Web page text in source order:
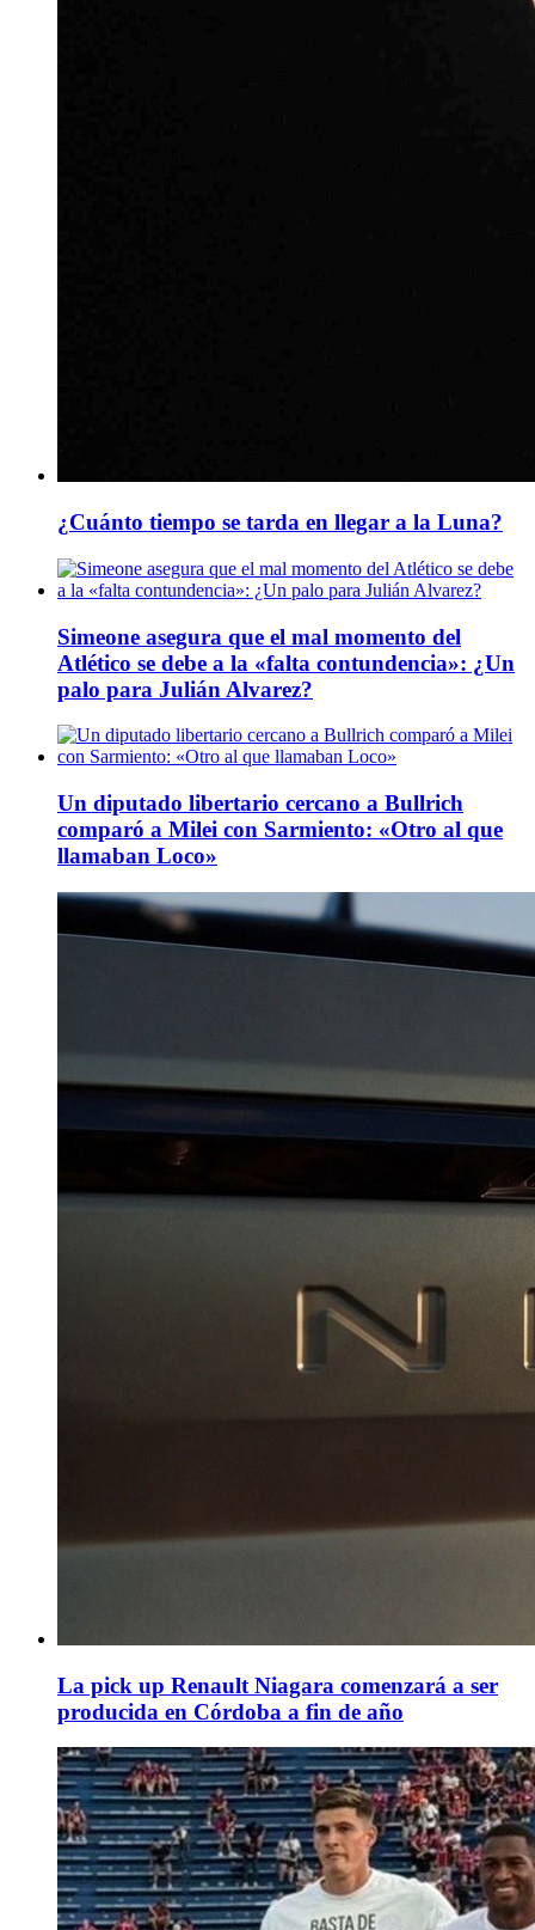
¿Cuánto tiempo se tarda en llegar a la Luna?
Simeone asegura que el mal momento del
Atlético se debe a la «falta contundencia»: ¿Un
palo para Julián Alvarez?
Un diputado libertario cercano a Bullrich
comparó a Milei con Sarmiento: «Otro al que
llamaban Loco»
La pick up Renault Niagara comenzará a ser
producida en Córdoba a fin de año